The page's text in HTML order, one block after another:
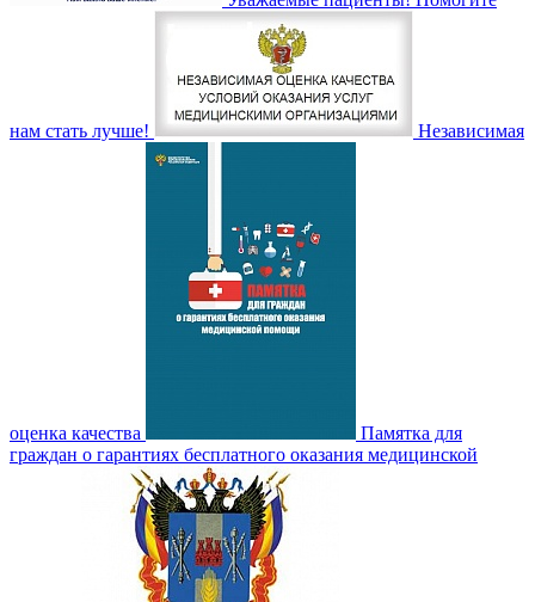
нам стать лучше! Независимая
оценка качества
Памятка для
граждан о гарантиях бесплатного оказания медицинской